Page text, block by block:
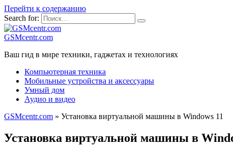
Перейти к содержанию
Search for:
GSMcentr.com
Ваш гид в мире техники, гаджетах и технологиях
Компьютерная техника
Мобильные устройства и аксессуары
Умный дом
Аудио и видео
GSMcentr.com » Установка виртуальной машины в Windows 11
Установка виртуальной машины в